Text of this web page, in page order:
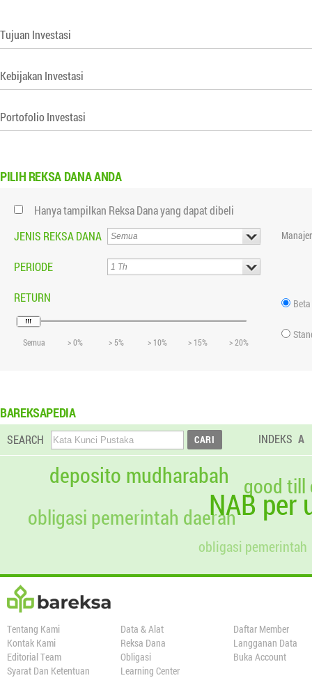
Tujuan Investasi
Kebijakan Investasi
Portofolio Investasi
PILIH REKSA DANA ANDA
Hanya tampilkan Reksa Dana yang dapat dibeli
JENIS REKSA DANA
PERIODE
RETURN
Semua > 0% > 5% > 10% > 15% > 20%
Beta
BAREKSAPEDIA
SEARCH INDEKS A
NAB per
deposito mudharabah
obligasi pemerintah
obligasi pemerintah daerah
good till
Tentang Kami
Kontak Kami
Editorial Team
Syarat Dan Ketentuan
Data & Alat
Reksa Dana
Obligasi
Learning Center
Daftar Member
Langganan Data
Buka Account